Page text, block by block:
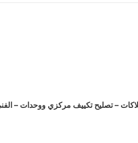
– تصليح تكييف مركزي ووحدات –